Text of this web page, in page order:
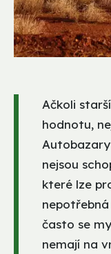
Ačkoli
hodnotu,
nejsou
které lze
často se
nemají na